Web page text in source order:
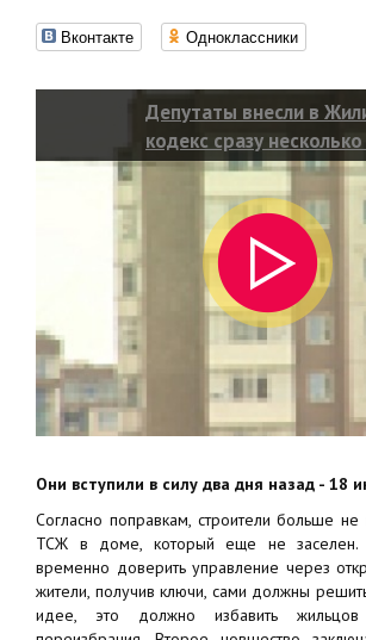
Вконтакте Одноклассники
Депутаты внесли в
кодекс сразу
изменений
Они вступили в силу два дня назад - 18
Согласно поправкам, строители больше не
ТСЖ в доме, который еще не заселен.
временно доверить управление через
жители, получив ключи, сами должны
идее, это должно избавить